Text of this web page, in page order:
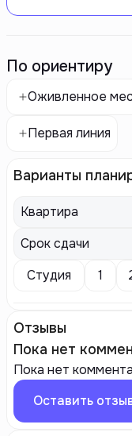
По ориентиру
Оживленное
Первая линия
Варианты
Квартира
Срок сдачи
Студия
1
Отзывы
Пока нет
Пока нет
Оставить